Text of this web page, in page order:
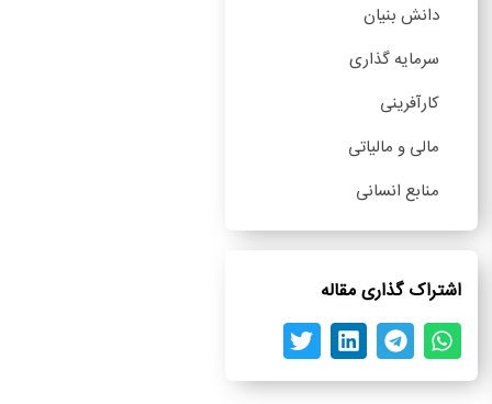
دانش بنیان
سرمایه گذاری
کارآفرینی
مالی و مالیاتی
منابع انسانی
اشتراک گذاری مقاله